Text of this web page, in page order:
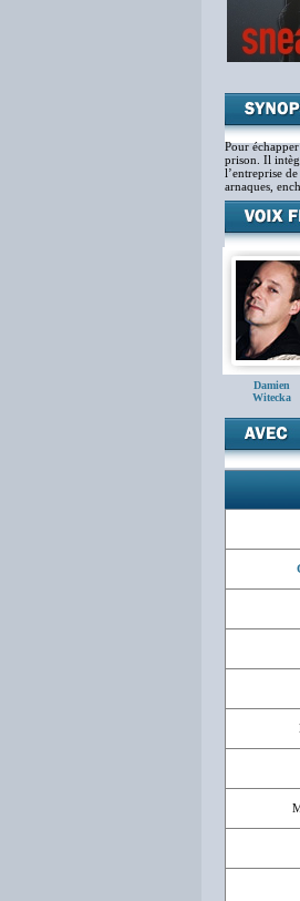
Pour
prison. Il
l’entreprise
arnaques,
Damien
Witecka